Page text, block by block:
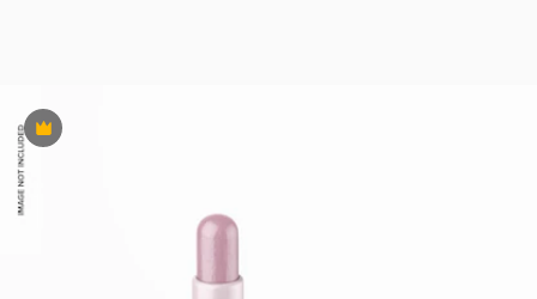
Премиум